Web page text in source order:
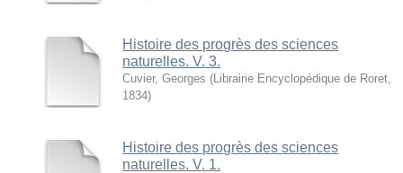
Histoire des progrès des sciences
naturelles. V. 3.
Cuvier, Georges ( Librairie Encyclopédique de Roret
1834)
Histoire des progrès des sciences
naturelles. V. 1.